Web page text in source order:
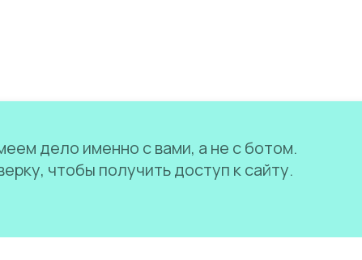
дело именно с вами, а не с ботом.
чтобы получить доступ к сайту.